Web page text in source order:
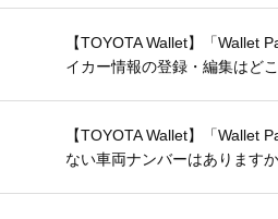
【TOYOTA Wallet】「Wallet
イカー情報の登録・編集はど
【TOYOTA Wallet】「Wallet
ない車両ナンバーはあります